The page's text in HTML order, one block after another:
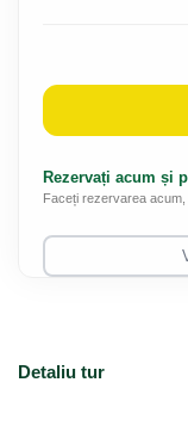
Detaliu tur
Rezervați acum și
Faceți rezervarea acum,